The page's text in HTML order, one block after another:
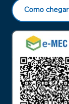
Como chegar